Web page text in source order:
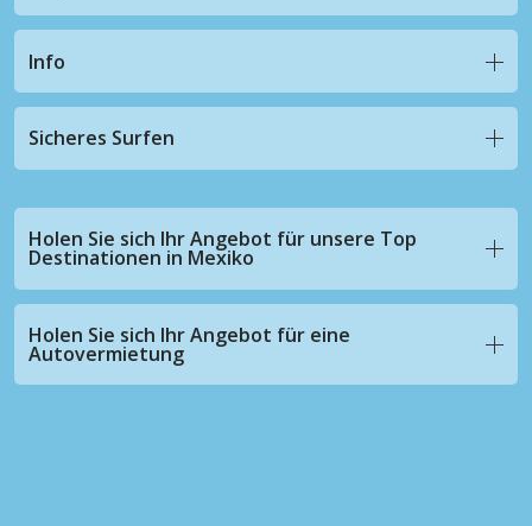
Info
Sicheres Surfen
Holen Sie sich Ihr Angebot für unsere Top
Destinationen in Mexiko
Holen Sie sich Ihr Angebot für eine
Autovermietung